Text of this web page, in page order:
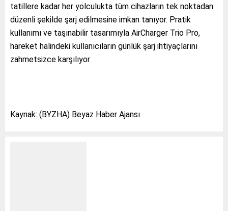
tatillere kadar her yolculukta tüm cihazların tek noktadan
düzenli şekilde şarj edilmesine imkan tanıyor. Pratik
kullanımı ve taşınabilir tasarımıyla AirCharger Trio Pro,
hareket halindeki kullanıcıların günlük şarj ihtiyaçlarını
zahmetsizce karşılıyor
Kaynak: (BYZHA) Beyaz Haber Ajansı